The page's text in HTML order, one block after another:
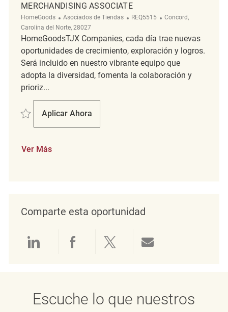
MERCHANDISING ASSOCIATE
HomeGoods Categoría
Asociados de Tiendas ReqId
REQ5515 Ubicación
Concord,
Carolina del Norte, 28027
HomeGoodsTJX Companies, cada día trae nuevas
oportunidades de crecimiento, exploración y logros.
Será incluido en nuestro vibrante equipo que
adopta la diversidad, fomenta la colaboración y
prioriz...
Salvar merchandising associate REQ5515
Aplicar Ahora
Merchandising Associate
Ver Más
Comparte esta oportunidad
Compartir a través de LinkedIn
Compartir a través de
Compartir a través
Escuche lo que nuestros